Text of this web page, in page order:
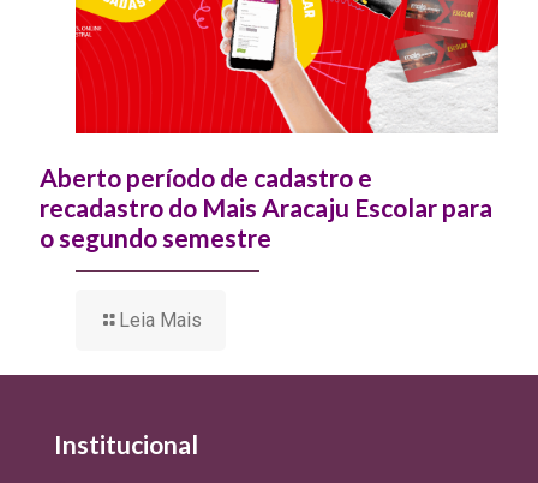
Aberto período de cadastro e
recadastro do Mais Aracaju Escolar para
o segundo semestre
Leia Mais
Institucional